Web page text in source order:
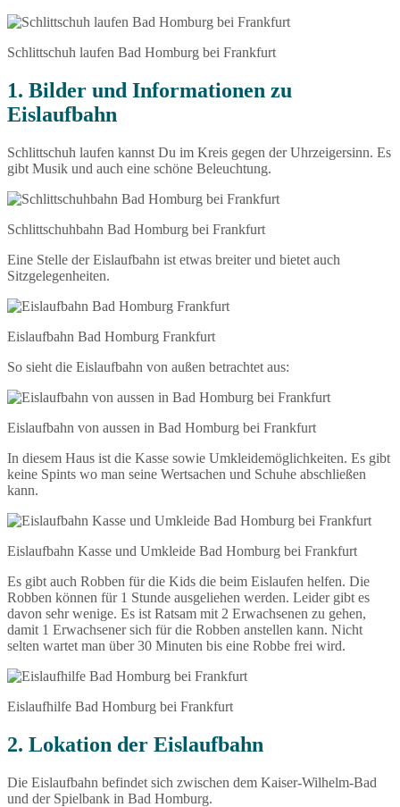
Schlittschuh laufen Bad Homburg bei Frankfurt
1. Bilder und Informationen zu
Eislaufbahn
Schlittschuh laufen kannst Du im Kreis gegen der Uhrzeigersinn. Es
gibt Musik und auch eine schöne Beleuchtung.
Schlittschuhbahn Bad Homburg bei Frankfurt
Eine Stelle der Eislaufbahn ist etwas breiter und bietet auch
Sitzgelegenheiten.
Eislaufbahn Bad Homburg Frankfurt
So sieht die Eislaufbahn von außen betrachtet aus:
Eislaufbahn von aussen in Bad Homburg bei Frankfurt
In diesem Haus ist die Kasse sowie Umkleidemöglichkeiten. Es gibt
keine Spints wo man seine Wertsachen und Schuhe abschließen
kann.
Eislaufbahn Kasse und Umkleide Bad Homburg bei Frankfurt
Es gibt auch Robben für die Kids die beim Eislaufen helfen. Die
Robben können für 1 Stunde ausgeliehen werden. Leider gibt es
davon sehr wenige. Es ist Ratsam mit 2 Erwachsenen zu gehen,
damit 1 Erwachsener sich für die Robben anstellen kann. Nicht
selten wartet man über 30 Minuten bis eine Robbe frei wird.
Eislaufhilfe Bad Homburg bei Frankfurt
2. Lokation der Eislaufbahn
Die Eislaufbahn befindet sich zwischen dem Kaiser-Wilhelm-Bad
und der Spielbank in Bad Homburg.